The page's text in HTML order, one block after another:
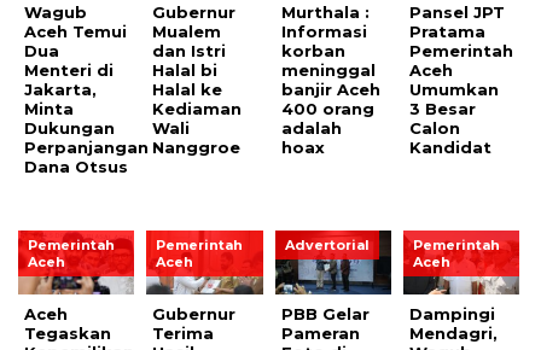
Wagub
Aceh Temui
Dua
Menteri di
Jakarta,
Minta
Dukungan
Perpanjangan
Dana Otsus
Gubernur
Mualem
dan Istri
Halal bi
Halal ke
Kediaman
Wali
Nanggroe
Murthala :
Informasi
korban
meninggal
banjir Aceh
400 orang
adalah
hoax
Pansel JPT
Pratama
Pemerintah
Aceh
Umumkan
3 Besar
Calon
Kandidat
Pemerintah
Aceh
Aceh
Tegaskan
Pemerintah
Aceh
Gubernur
Terima
Advertorial
PBB Gelar
Pameran
Pemerintah
Aceh
Dampingi
Mendagri,